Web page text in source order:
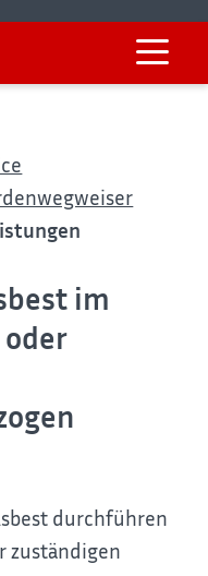
im
durchführen
zuständigen